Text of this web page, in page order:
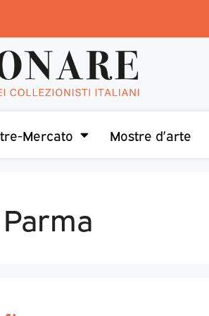
Mercato Mostre d’arte